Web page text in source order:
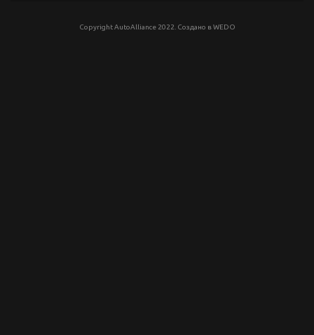
Copyright AutoAlliance 2022. Создано вWEDO